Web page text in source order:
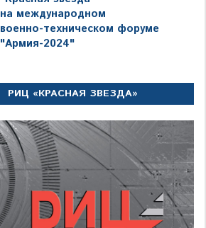
на международном
военно-техническом форуме
"Армия-2024"
РИЦ «КРАСНАЯ ЗВЕЗДА»